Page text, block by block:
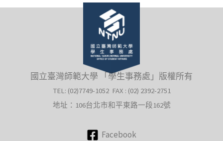
國立臺灣師範大學 「學生事務處」版權所有
TEL: (02)7749-1052 FAX : (02) 2392-2751
地址：106台北市和平東路一段162號
Facebook